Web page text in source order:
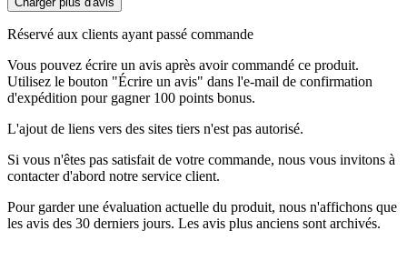
Réservé aux clients ayant passé commande
Vous pouvez écrire un avis après avoir commandé ce produit.
Utilisez le bouton "Écrire un avis" dans l'e-mail de confirmation
d'expédition pour gagner 100 points bonus.
L'ajout de liens vers des sites tiers n'est pas autorisé.
Si vous n'êtes pas satisfait de votre commande, nous vous invitons à
contacter d'abord notre service client.
Pour garder une évaluation actuelle du produit, nous n'affichons que
les avis des 30 derniers jours. Les avis plus anciens sont archivés.